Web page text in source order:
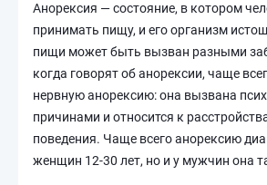
Анорексия — состояние, в котором
принимать пищу, и его организм
пищи может быть вызван разными
когда говорят об анорексии, чаще
нервную анорексию: она вызвана
причинами и относится к
поведения. Чаще всего анорексию
женщин 12-30 лет, но и у мужчин она